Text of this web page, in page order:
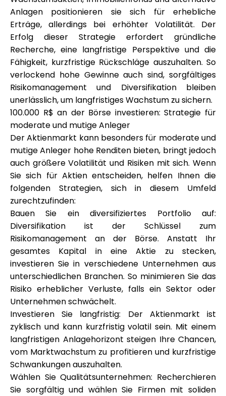
Anlagen positionieren sie sich für erhebliche
Erträge, allerdings bei erhöhter Volatilität. Der
Erfolg dieser Strategie erfordert gründliche
Recherche, eine langfristige Perspektive und die
Fähigkeit, kurzfristige Rückschläge auszuhalten. So
verlockend hohe Gewinne auch sind, sorgfältiges
Risikomanagement und Diversifikation bleiben
unerlässlich, um langfristiges Wachstum zu sichern.
100.000 R$ an der Börse investieren: Strategie für
moderate und mutige Anleger
Der Aktienmarkt kann besonders für moderate und
mutige Anleger hohe Renditen bieten, bringt jedoch
auch größere Volatilität und Risiken mit sich. Wenn
Sie sich für Aktien entscheiden, helfen Ihnen die
folgenden Strategien, sich in diesem Umfeld
zurechtzufinden:
Bauen Sie ein diversifiziertes Portfolio auf:
Diversifikation ist der Schlüssel zum
Risikomanagement an der Börse. Anstatt Ihr
gesamtes Kapital in eine Aktie zu stecken,
investieren Sie in verschiedene Unternehmen aus
unterschiedlichen Branchen. So minimieren Sie das
Risiko erheblicher Verluste, falls ein Sektor oder
Unternehmen schwächelt.
Investieren Sie langfristig: Der Aktienmarkt ist
zyklisch und kann kurzfristig volatil sein. Mit einem
langfristigen Anlagehorizont steigen Ihre Chancen,
vom Marktwachstum zu profitieren und kurzfristige
Schwankungen auszuhalten.
Wählen Sie Qualitätsunternehmen: Recherchieren
Sie sorgfältig und wählen Sie Firmen mit soliden